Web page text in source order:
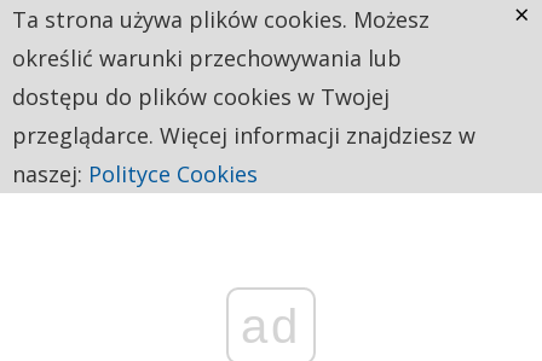
ad
Ta strona używa plików cookies. Możesz
określić warunki przechowywania lub
dostępu do plików cookies w Twojej
przeglądarce. Więcej informacji znajdziesz w
naszej: Polityce Cookies
×